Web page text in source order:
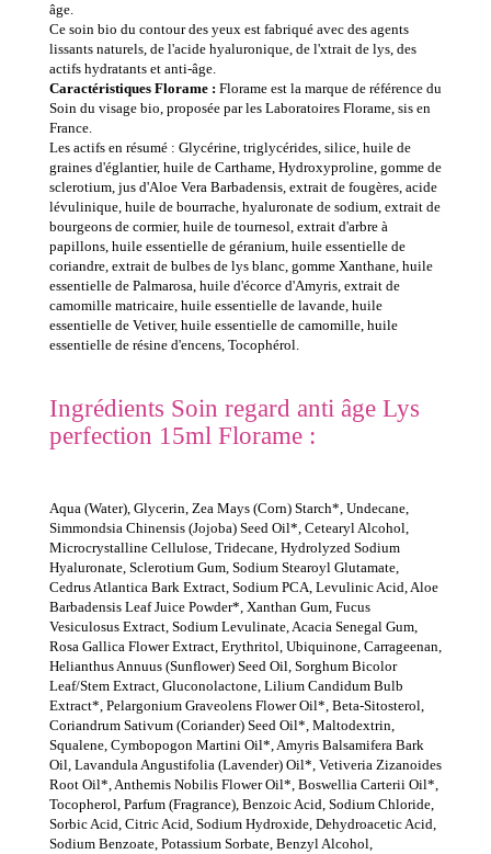
âge.
Ce soin bio du contour des yeux est fabriqué avec des agents
lissants naturels, de l'acide hyaluronique, de l'xtrait de lys, des
actifs hydratants et anti-âge.
Caractéristiques Florame : Florame est la marque de référence du
Soin du visage bio, proposée par les Laboratoires Florame, sis en
France.
Les actifs en résumé : Glycérine, triglycérides, silice, huile de
graines d'églantier, huile de Carthame, Hydroxyproline, gomme de
sclerotium, jus d'Aloe Vera Barbadensis, extrait de fougères, acide
lévulinique, huile de bourrache, hyaluronate de sodium, extrait de
bourgeons de cormier, huile de tournesol, extrait d'arbre à
papillons, huile essentielle de géranium, huile essentielle de
coriandre, extrait de bulbes de lys blanc, gomme Xanthane, huile
essentielle de Palmarosa, huile d'écorce d'Amyris, extrait de
camomille matricaire, huile essentielle de lavande, huile
essentielle de Vetiver, huile essentielle de camomille, huile
essentielle de résine d'encens, Tocophérol.
Ingrédients Soin regard anti âge Lys
perfection 15ml Florame :
Aqua (Water), Glycerin, Zea Mays (Corn) Starch*, Undecane,
Simmondsia Chinensis (Jojoba) Seed Oil*, Cetearyl Alcohol,
Microcrystalline Cellulose, Tridecane, Hydrolyzed Sodium
Hyaluronate, Sclerotium Gum, Sodium Stearoyl Glutamate,
Cedrus Atlantica Bark Extract, Sodium PCA, Levulinic Acid, Aloe
Barbadensis Leaf Juice Powder*, Xanthan Gum, Fucus
Vesiculosus Extract, Sodium Levulinate, Acacia Senegal Gum,
Rosa Gallica Flower Extract, Erythritol, Ubiquinone, Carrageenan,
Helianthus Annuus (Sunflower) Seed Oil, Sorghum Bicolor
Leaf/Stem Extract, Gluconolactone, Lilium Candidum Bulb
Extract*, Pelargonium Graveolens Flower Oil*, Beta-Sitosterol,
Coriandrum Sativum (Coriander) Seed Oil*, Maltodextrin,
Squalene, Cymbopogon Martini Oil*, Amyris Balsamifera Bark
Oil, Lavandula Angustifolia (Lavender) Oil*, Vetiveria Zizanoides
Root Oil*, Anthemis Nobilis Flower Oil*, Boswellia Carterii Oil*,
Tocopherol, Parfum (Fragrance), Benzoic Acid, Sodium Chloride,
Sorbic Acid, Citric Acid, Sodium Hydroxide, Dehydroacetic Acid,
Sodium Benzoate, Potassium Sorbate, Benzyl Alcohol,